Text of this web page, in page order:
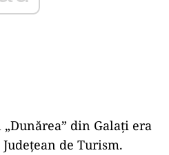
din Galați era
de Turism.